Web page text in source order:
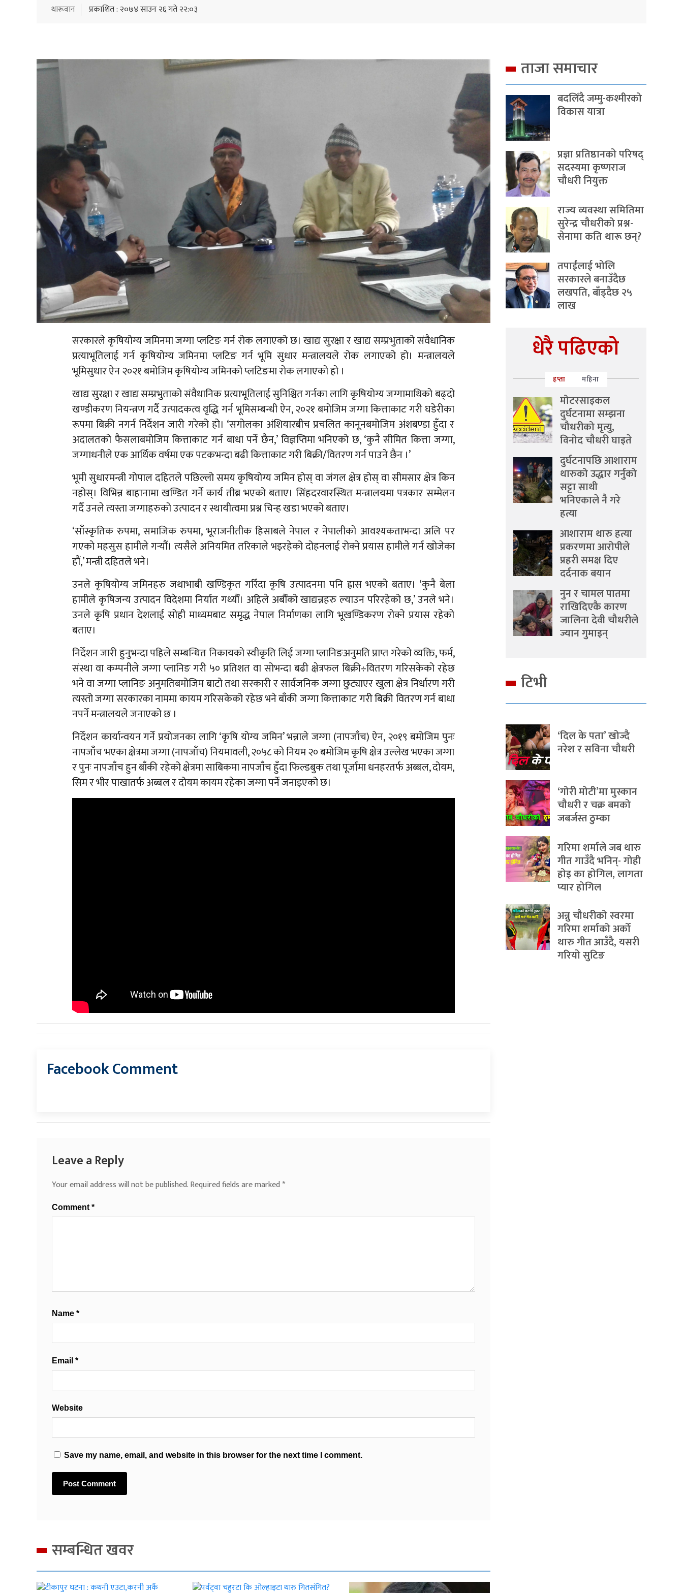
थारूवान प्रकाशित : २०७४ साउन २६ गते २२:०३
सरकारले कृषियोग्य जमिनमा जग्गा प्लटिङ गर्न रोक लगाएको छ। खाद्य सुरक्षा र खाद्य सम्प्रभुताको संवैधानिक
प्रत्याभूतिलाई गर्न कृषियोग्य जमिनमा प्लटिङ गर्न भूमि सुधार मन्त्रालयले रोक लगाएको हो। मन्त्रालयले
भूमिसुधार ऐन २०२१ बमोजिम कृषियोग्य जमिनको प्लटिङमा रोक लगाएको हो ।
खाद्य सुरक्षा र खाद्य सम्प्रभुताको संवैधानिक प्रत्याभूतिलाई सुनिश्चित गर्नका लागि कृषियोग्य जग्गामाथिको बढ्दो
खण्डीकरण नियन्त्रण गर्दै उत्पादकत्व वृद्धि गर्न भूमिसम्बन्धी ऐन, २०२१ बमोजिम जग्गा कित्ताकाट गरी घडेरीका
रूपमा बिक्री नगर्न निर्देशन जारी गरेको हो। ‘सगोलका अंशियारबीच प्रचलित कानूनबमोजिम अंशबण्डा हुँदा र
अदालतको फैसलाबमोजिम कित्ताकाट गर्न बाधा पर्ने छैन,’ विज्ञप्तिमा भनिएको छ, ‘कुनै सीमित कित्ता जग्गा,
जग्गाधनीले एक आर्थिक वर्षमा एक पटकभन्दा बढी कित्ताकाट गरी बिक्री/वितरण गर्न पाउने छैन ।’
भूमी सुधारमन्त्री गोपाल दहितले पछिल्लो समय कृषियोग्य जमिन होस् वा जंगल क्षेत्र होस् वा सीमसार क्षेत्र किन
नहोस्। विभिन्न बाहानामा खण्डित गर्ने कार्य तीब्र भएको बताए। सिंहदरवारस्थित मन्त्रालयमा पत्रकार सम्मेलन
गर्दै उनले त्यस्ता जग्गाहरुको उत्पादन र स्थायीत्वमा प्रश्न चिन्ह खडा भएको बताए।
‘साँस्कृतिक रुपमा, समाजिक रुपमा, भूराजनीतीक हिसाबले नेपाल र नेपालीको आवश्यकताभन्दा अलि पर
गएकाे महसुस हामीले गर्‍यौं। त्यसैले अनियमित तरिकाले भइरहेको दोहनलाई रोक्ने प्रयास हामीले गर्न खोजेका
हौं,’ मन्त्री दहितले भने।
उनले कृषियोग्य जमिनहरु जथाभाबी खण्डिकृत गरिँदा कृषि उत्पादनमा पनि ह्रास भएको बताए। ‘कुनै बेला
हामीले कृषिजन्य उत्पादन विदेशमा निर्यात गर्थ्यौं। अहिले अर्बौंको खाद्यन्नहरु ल्याउन परिरहेको छ,’ उनले भने।
उनले कृषि प्रधान देशलाई सोही माध्यमबाट समृद्ध नेपाल निर्माणका लागि भूखण्डिकरण रोक्ने प्रयास रहेको
बताए।
निर्देशन जारी हुनुभन्दा पहिले सम्बन्धित निकायको स्वीकृति लिई जग्गा प्लानिङअनुमति प्राप्त गरेको व्यक्ति, फर्म,
संस्था वा कम्पनीले जग्गा प्लानिङ गरी ५० प्रतिशत वा सोभन्दा बढी क्षेत्रफल बिक्री÷वितरण गरिसकेको रहेछ
भने वा जग्गा प्लानिङ अनुमतिबमोजिम बाटो तथा सरकारी र सार्वजनिक जग्गा छुट्याएर खुला क्षेत्र निर्धारण गरी
त्यस्तो जग्गा सरकारका नाममा कायम गरिसकेको रहेछ भने बाँकी जग्गा कित्ताकाट गरी बिक्री वितरण गर्न बाधा
नपर्ने मन्त्रालयले जनाएको छ ।
निर्देशन कार्यान्वयन गर्ने प्रयोजनका लागि ‘कृषि योग्य जमिन’ भन्नाले जग्गा (नापजाँच) ऐन, २०१९ बमोजिम पुनः
नापजाँच भएका क्षेत्रमा जग्गा (नापजाँच) नियमावली, २०५८ को नियम २० बमोजिम कृषि क्षेत्र उल्लेख भएका जग्गा
र पुनः नापजाँच हुन बाँकी रहेको क्षेत्रमा साबिकमा नापजाँच हुँदा फिल्डबुक तथा पूर्जामा धनहरतर्फ अब्बल, दोयम,
सिम र भीर पाखातर्फ अब्बल र दोयम कायम रहेका जग्गा पर्ने जनाइएको छ।
Facebook Comment
Leave a Reply
Your email address will not be published.Required fields are marked*
Comment *
Name *
Email *
Website
Save my name, email, and website in this browser for the next time I comment.
सम्बन्धित खवर
ताजा समाचार
बदलिँदै जम्मु-कश्मीरको
विकास यात्रा
प्रज्ञा प्रतिष्ठानको परिषद्
सदस्यमा कृष्णराज
चौधरी नियुक्त
राज्य व्यवस्था समितिमा
सुरेन्द्र चौधरीको प्रश्न-
सेनामा कति थारू छन्?
तपाईंलाई भोलि
सरकारले बनाउँदैछ
लखपति, बाँड्दैछ २५
लाख
धेरै पढिएको
हप्ता महिना
मोटरसाइकल
दुर्घटनामा सम्झना
चौधरीको मृत्यु,
विनोद चौधरी घाइते
दुर्घटनापछि आशाराम
थारुको उद्धार गर्नुको
सट्टा साथी
भनिएकाले नै गरे
हत्या
आशाराम थारु हत्या
प्रकरणमा आरोपीले
प्रहरी समक्ष दिए
दर्दनाक बयान
नुन र चामल पातमा
राखिदिएकै कारण
जालिना देवी चौधरीले
ज्यान गुमाइन्
टिभी
‘दिल के पता’ खोज्दै
नरेश र सविना चौधरी
‘गोरी मोटी’मा मुस्कान
चौधरी र चक्र बमको
जबर्जस्त ठुम्का
गरिमा शर्माले जब थारु
गीत गाउँदै भनिन्- गोही
होइ का होगिल, लागता
प्यार होगिल
अन्नु चौधरीको स्वरमा
गरिमा शर्माको अर्को
थारु गीत आउँदै, यसरी
गरियो सुटिङ